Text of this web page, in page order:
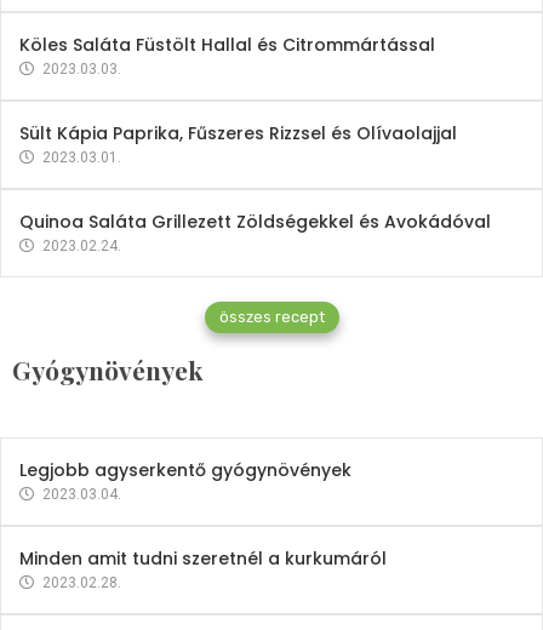
Köles Saláta Füstölt Hallal és Citrommártással
2023.03.03.
Sült Kápia Paprika, Fűszeres Rizzsel és Olívaolajjal
2023.03.01.
Quinoa Saláta Grillezett Zöldségekkel és Avokádóval
2023.02.24.
összes recept
Gyógynövények
Gyógynövények
Mindent a petrezselyemről
2023.12.21.
Legjobb agyserkentő gyógynövények
2023.03.04.
Minden amit tudni szeretnél a kurkumáról
2023.02.28.